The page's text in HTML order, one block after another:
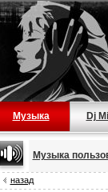
Музыка Dj
Музыка
назад